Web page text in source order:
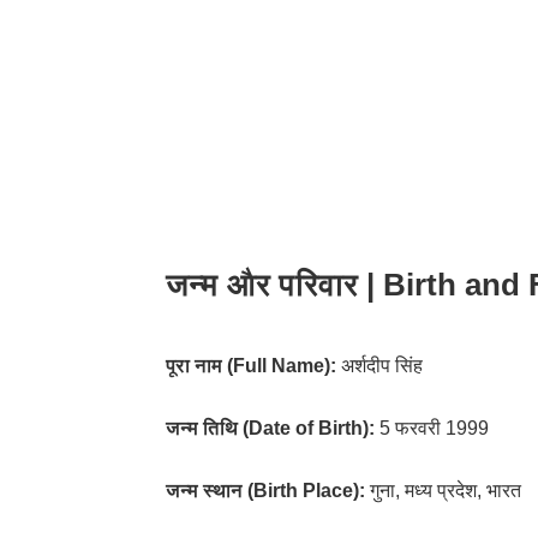
जन्म और परिवार | Birth and
पूरा नाम (Full Name): अर्शदीप सिंह
जन्म तिथि (Date of Birth): 5 फरवरी 1999
जन्म स्थान (Birth Place):गुना, मध्य प्रदेश, भारत